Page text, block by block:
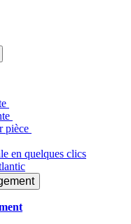
pièce
en quelques clics